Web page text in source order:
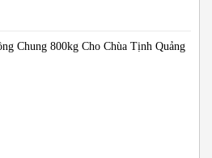
Chung 800kg Cho Chùa Tịnh Quảng